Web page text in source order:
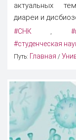
актуальных
диареи и
#СНК ,
#студенческая
Путь: Главная /